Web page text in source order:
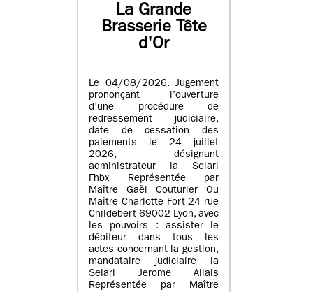
La Grande
Brasserie Tête
d'Or
Le 04/08/2026. Jugement
prononçant l’ouverture
d’une procédure de
redressement judiciaire,
date de cessation des
paiements le 24 juillet
2026, désignant
administrateur la Selarl
Fhbx Représentée par
Maître Gaël Couturier Ou
Maître Charlotte Fort 24 rue
Childebert 69002 Lyon, avec
les pouvoirs : assister le
débiteur dans tous les
actes concernant la gestion,
mandataire judiciaire la
Selarl Jerome Allais
Représentée par Maître